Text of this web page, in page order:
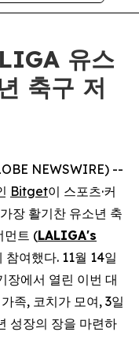
유스
축구 저
NEWSWIRE) --
Bitget이 스포츠·커
장 활기찬 유소년 축
먼트 (LALIGA's
여했다. 11월 14일
장에서 열린 이번 대
족, 코치가 모여, 3일
성장의 장을 마련하